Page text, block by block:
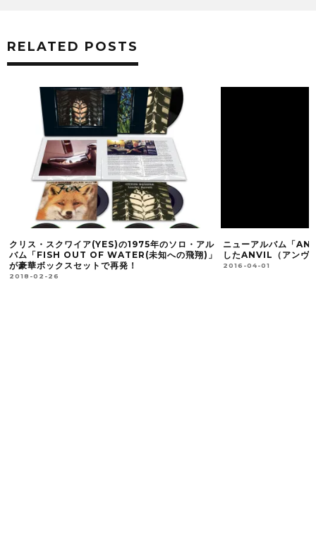
RELATED POSTS
クリス・スクワイア(YES)の1975年のソロ・アル
バム「FISH OUT OF WATER(未知への飛翔)」
が豪華ボックスセットで再発！
2018-02-26
ニューアルバム「
したANVIL（アンヴ
2016-04-01